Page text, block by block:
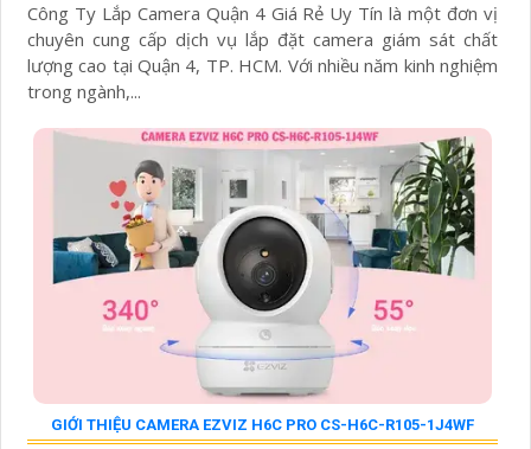
Công Ty Lắp Camera Quận 4 Giá Rẻ Uy Tín là một đơn vị
chuyên cung cấp dịch vụ lắp đặt camera giám sát chất
lượng cao tại Quận 4, TP. HCM. Với nhiều năm kinh nghiệm
trong ngành,...
GIỚI THIỆU CAMERA EZVIZ H6C PRO CS-H6C-R105-1J4WF